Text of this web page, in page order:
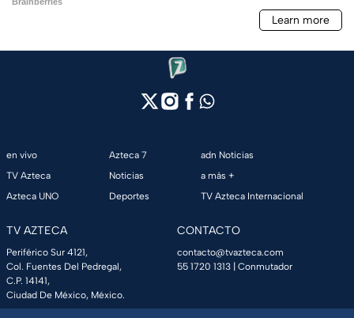
en vivo
TV Azteca
Azteca UNO
Azteca 7
Noticias
Deportes
adn Noticias
a más +
TV Azteca Internacional
TV AZTECA
Periférico Sur 4121,
Col. Fuentes Del Pedregal,
C.P. 14141,
Ciudad De México, México.
CONTACTO
contacto@tvazteca.com
55 1720 1313 | Conmutador